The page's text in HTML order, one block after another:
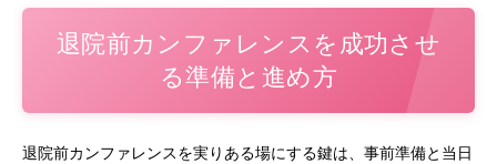
退院前カンファレンスを成功させ
る準備と進め方
退院前カンファレンスを実りある場にする鍵は、事前準備と当日